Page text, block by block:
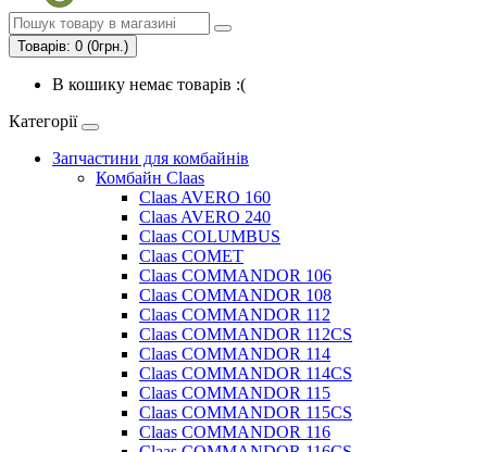
Товарів: 0 (0грн.)
В кошику немає товарів :(
Категорії
Запчастини для комбайнів
Комбайн Claas
Claas AVERO 160
Claas AVERO 240
Claas COLUMBUS
Claas COMET
Claas COMMANDOR 106
Claas COMMANDOR 108
Claas COMMANDOR 112
Claas COMMANDOR 112CS
Claas COMMANDOR 114
Claas COMMANDOR 114CS
Claas COMMANDOR 115
Claas COMMANDOR 115CS
Claas COMMANDOR 116